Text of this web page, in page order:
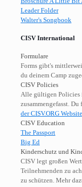
Leader Folder
Walter's Songbook
CISV International
Formulare
Forms gibt's
du deinem Camp
CISV Policies
Alle gültigen Policies
zusammengefasst.
der CISV.ORG
CISV Education
The Passport
Big Ed
Kinderschutz und
CISV legt großen
Teilnehmenden zu
zu schützen. Mehr